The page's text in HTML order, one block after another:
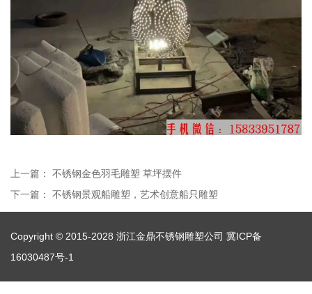
上一篇： 不锈钢金色羽毛雕塑 草坪摆件
下一篇： 不锈钢景观船雕塑，艺术创意船只雕塑
Copyright © 2015-2028 浙江金鼎不锈钢雕塑公司 冀ICP备
16030487号-1